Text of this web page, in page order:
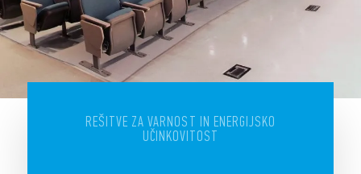
REŠITVE ZA VARNOST IN ENERGIJSKO
UČINKOVITOST